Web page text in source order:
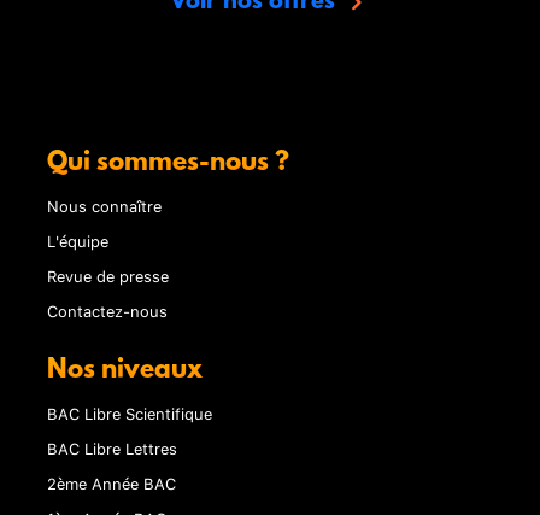
Qui sommes-nous ?
Nous connaître
L'équipe
Revue de presse
Contactez-nous
Nos niveaux
BAC Libre Scientifique
BAC Libre Lettres
2ème Année BAC